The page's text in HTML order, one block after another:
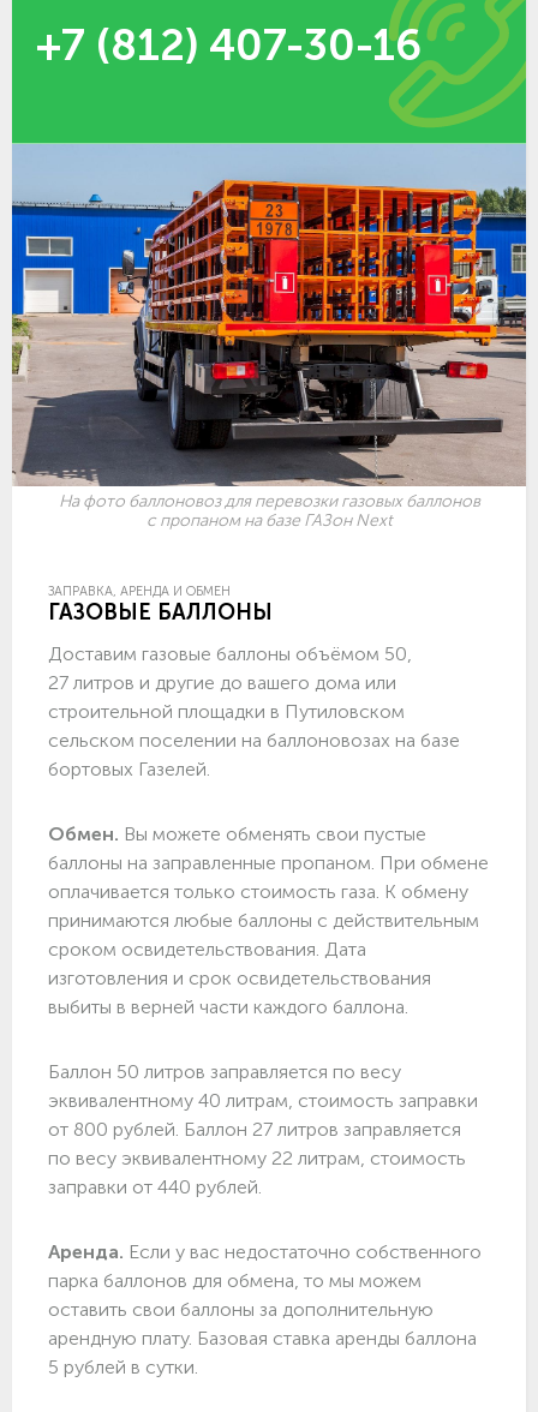
+7 (812) 407-30-16
На фото баллоновоз для перевозки газовых баллонов
с пропаном на базе ГАЗон Next
ЗАПРАВКА, АРЕНДА И ОБМЕН
ГАЗОВЫЕ БАЛЛОНЫ
Доставим газовые баллоны объёмом 50,
27 литров и другие до вашего дома или
строительной площадки в Путиловском
сельском поселении на баллоновозах на базе
бортовых Газелей.
Обмен. Вы можете обменять свои пустые
баллоны на заправленные пропаном. При обмене
оплачивается только стоимость газа. К обмену
принимаются любые баллоны с действительным
сроком освидетельствования. Дата
изготовления и срок освидетельствования
выбиты в верней части каждого баллона.
Баллон 50 литров заправляется по весу
эквивалентному 40 литрам, стоимость заправки
от 800 рублей. Баллон 27 литров заправляется
по весу эквивалентному 22 литрам, стоимость
заправки от 440 рублей.
Аренда. Если у вас недостаточно собственного
парка баллонов для обмена, то мы можем
оставить свои баллоны за дополнительную
арендную плату. Базовая ставка аренды баллона
5 рублей в сутки.